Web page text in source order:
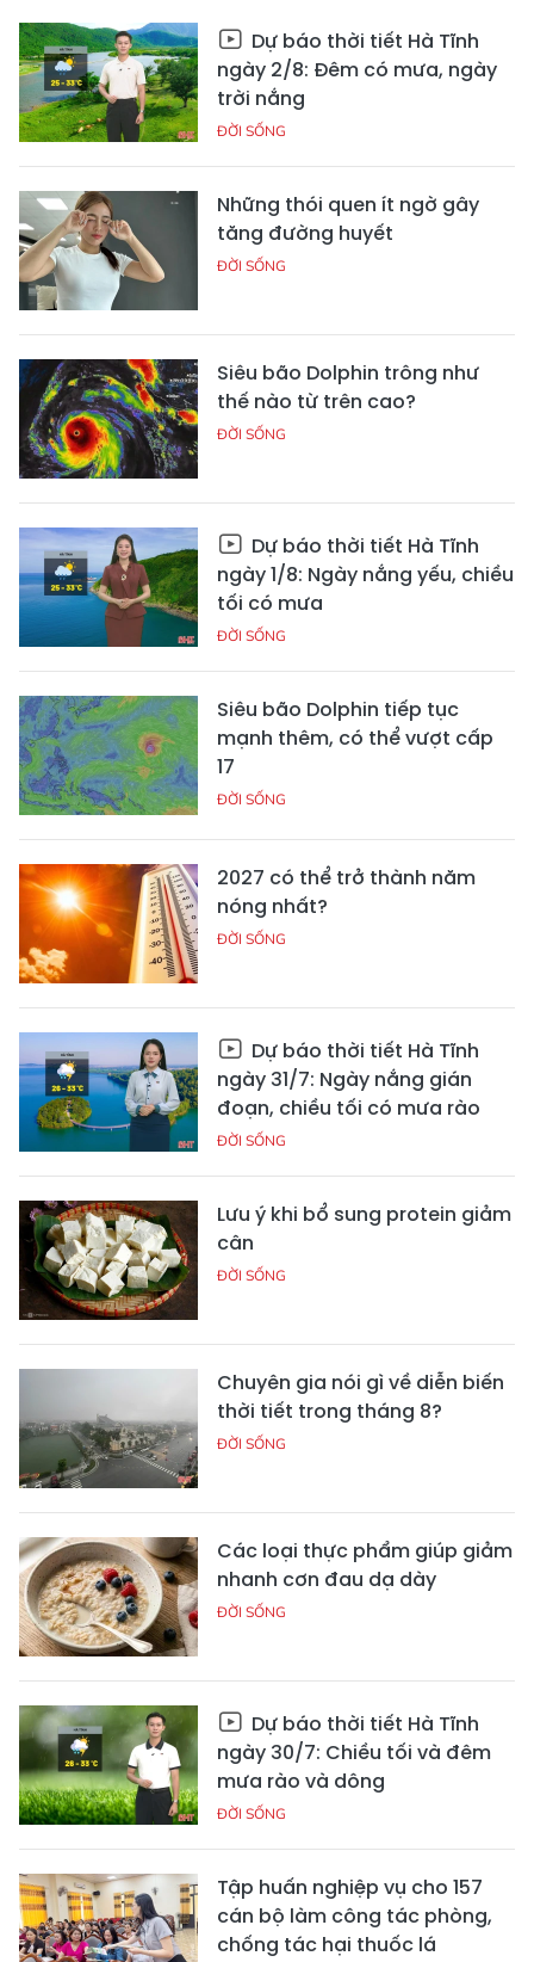
Dự báo thời tiết Hà Tĩnh
ngày 2/8: Đêm có mưa, ngày
trời nắng
ĐỜI SỐNG
Những thói quen ít ngờ gây
tăng đường huyết
ĐỜI SỐNG
Siêu bão Dolphin trông như
thế nào từ trên cao?
ĐỜI SỐNG
Dự báo thời tiết Hà Tĩnh
ngày 1/8: Ngày nắng yếu, chiều
tối có mưa
ĐỜI SỐNG
Siêu bão Dolphin tiếp tục
mạnh thêm, có thể vượt cấp
17
ĐỜI SỐNG
2027 có thể trở thành năm
nóng nhất?
ĐỜI SỐNG
Dự báo thời tiết Hà Tĩnh
ngày 31/7: Ngày nắng gián
đoạn, chiều tối có mưa rào
ĐỜI SỐNG
Lưu ý khi bổ sung protein giảm
cân
ĐỜI SỐNG
Chuyên gia nói gì về diễn biến
thời tiết trong tháng 8?
ĐỜI SỐNG
Các loại thực phẩm giúp giảm
nhanh cơn đau dạ dày
ĐỜI SỐNG
Dự báo thời tiết Hà Tĩnh
ngày 30/7: Chiều tối và đêm
mưa rào và dông
ĐỜI SỐNG
Tập huấn nghiệp vụ cho 157
cán bộ làm công tác phòng,
chống tác hại thuốc lá